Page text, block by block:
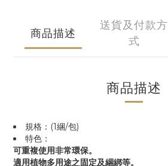
商品描述
送貨及付款方
式
商品描述
規格：(1綑/包)
特色：
可重複使用非常環保。
適用植物多用途之固定及綑綁等。